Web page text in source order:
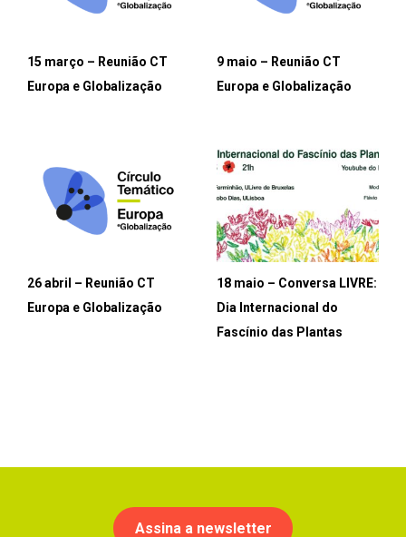
15 março – Reunião CT
Europa e Globalização
9 maio – Reunião CT
Europa e Globalização
26 abril – Reunião CT
Europa e Globalização
18 maio – Conversa LIVRE:
Dia Internacional do
Fascínio das Plantas
Assina a newsletter